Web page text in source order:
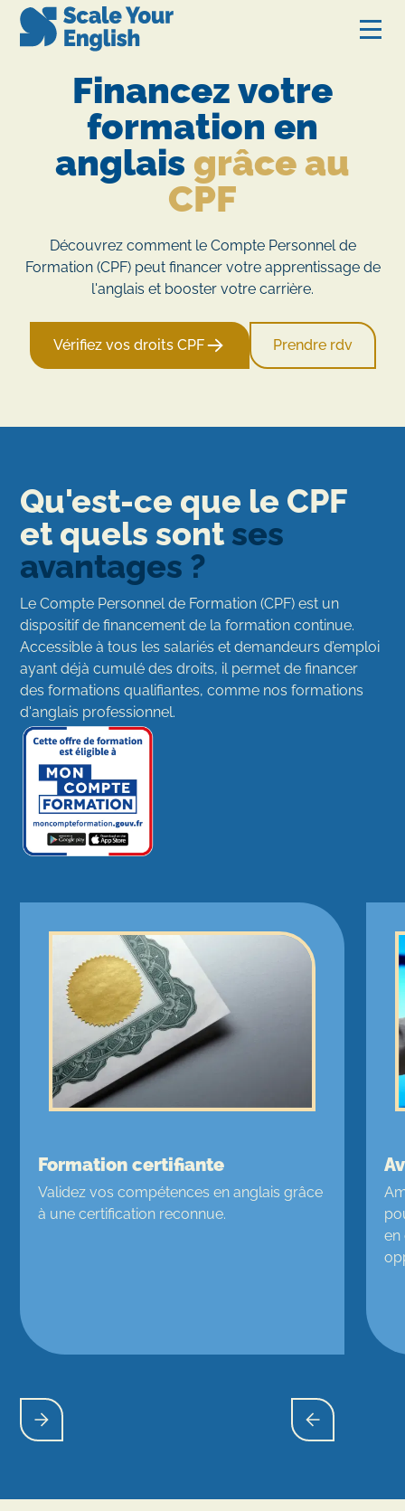
Financez votre
formation en
anglais grâce au
CPF
Découvrez comment le Compte Personnel de
Formation (CPF) peut financer votre apprentissage de
l'anglais et booster votre carrière.
Vérifiez vos droits CPF Prendre rdv
Qu'est-ce que le CPF
et quels sont ses
avantages ?
Le Compte Personnel de Formation (CPF) est un
dispositif de financement de la formation continue.
Accessible à tous les salariés et demandeurs d’emploi
ayant déjà cumulé des droits, il permet de financer
des formations qualifiantes, comme nos formations
d'anglais professionnel.
Formation certifiante
Validez vos compétences en anglais grâce
à une certification reconnue.
en